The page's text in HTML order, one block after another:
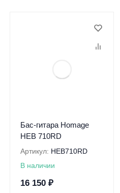
Бас-гитара Homage
HEB 710RD
Артикул: HEB710RD
В наличии
16 150 ₽